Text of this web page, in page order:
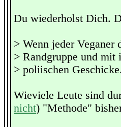
Du wiederholst Dich.
> Wenn jeder Veganer
> Randgruppe und mit
> poliischen Geschicke.
Wieviele Leute sind
nicht) "Methode"